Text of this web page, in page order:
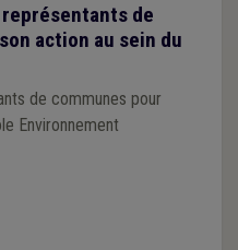
représentants de
action au sein du
de communes pour
Environnement